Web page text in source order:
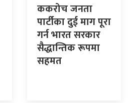
ककरोच जनता
पार्टीका दुई माग पूरा
गर्न भारत सरकार
सैद्धान्तिक रूपमा
सहमत